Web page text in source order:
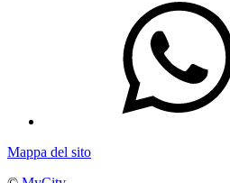
Mappa del sito